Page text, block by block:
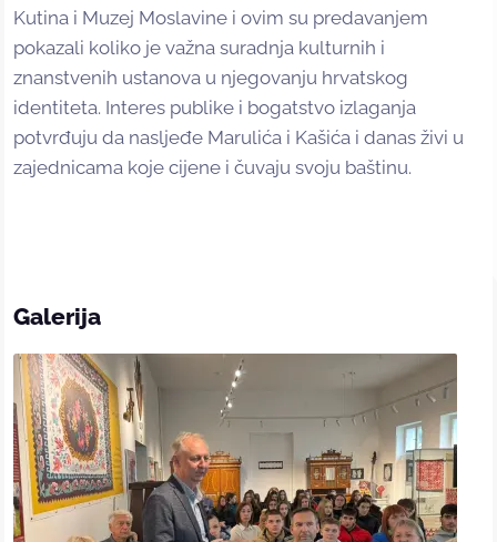
Kutina i Muzej Moslavine i ovim su predavanjem
pokazali koliko je važna suradnja kulturnih i
znanstvenih ustanova u njegovanju hrvatskog
identiteta. Interes publike i bogatstvo izlaganja
potvrđuju da nasljeđe Marulića i Kašića i danas živi u
zajednicama koje cijene i čuvaju svoju baštinu.
Galerija